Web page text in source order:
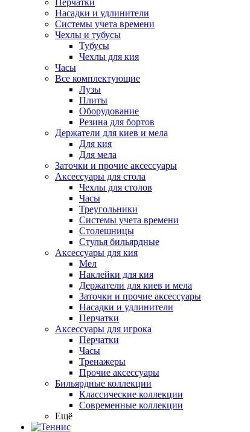
Перчатки
Насадки и удлинители
Системы учета времени
Чехлы и тубусы
Тубусы
Чехлы для кия
Часы
Все комплектующие
Лузы
Плиты
Оборудование
Резина для бортов
Держатели для киев и мела
Для кия
Для мела
Заточки и прочие аксессуары
Аксессуары для стола
Чехлы для столов
Часы
Треугольники
Системы учета времени
Столешницы
Стулья бильярдные
Аксессуары для кия
Мел
Наклейки для кия
Держатели для киев и мела
Заточки и прочие аксессуары
Насадки и удлинители
Перчатки
Аксессуары для игрока
Перчатки
Часы
Тренажеры
Прочие аксессуары
Бильярдные коллекции
Классические коллекции
Современные коллекции
Ещё